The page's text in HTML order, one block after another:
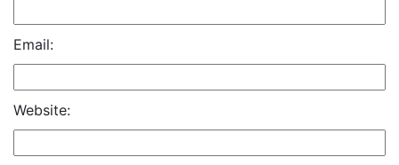
Email:
Website: